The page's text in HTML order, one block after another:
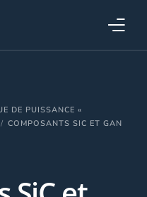
DE PUISSANCE «
COMPOSANTS SIC ET GAN